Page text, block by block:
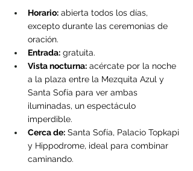
Horario: abierta todos los días,
excepto durante las ceremonias de
oración.
Entrada: gratuita.
Vista nocturna: acércate por la noche
a la plaza entre la Mezquita Azul y
Santa Sofía para ver ambas
iluminadas, un espectáculo
imperdible.
Cerca de: Santa Sofía, Palacio Topkapi
y Hippodrome, ideal para combinar
caminando.